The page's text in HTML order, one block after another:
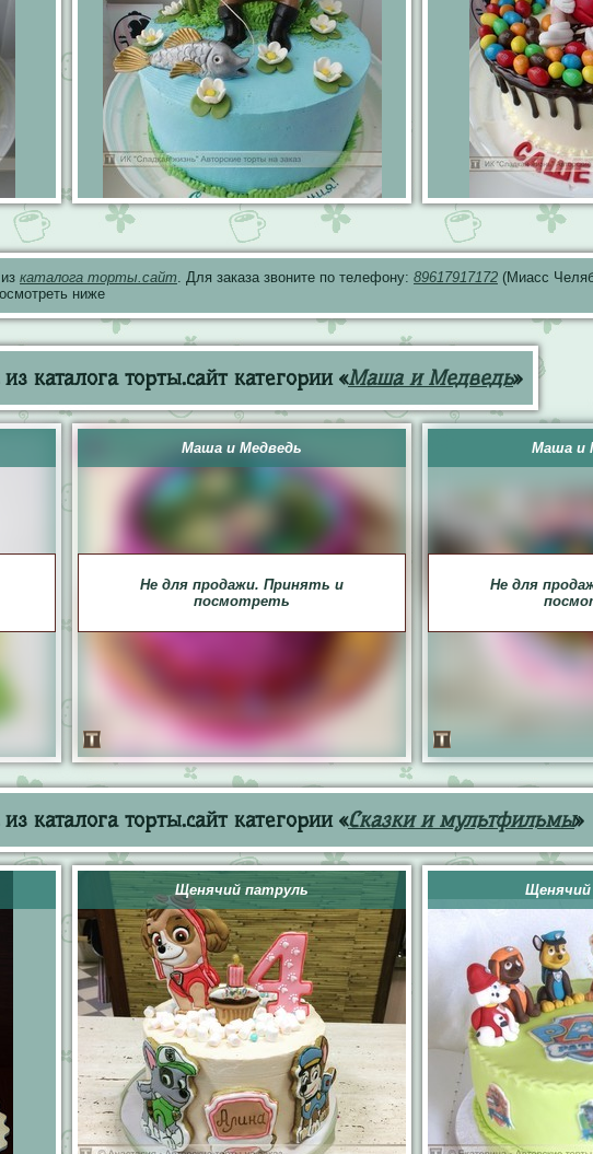
каталога торты.сайт . Для заказа звоните по телефону: 89617917172 (Миасс
ниже
каталога торты.сайт категории «Маша и Медведь»
Маша и Медведь
Не для продажи. Принять и
посмотреть
Маша и
Не для
каталога торты.сайт категории «Сказки и мультфильмы»
Щенячий патруль Щенячий